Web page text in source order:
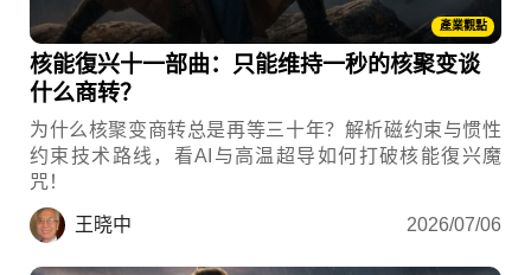
產業觀點
核能復兴十一部曲：只能维持一秒的核聚变谈
什么商转？
为什么核聚变商转总是再等三十年？解析磁约束与惯性
约束技术路线，看AI与高温超导如何打破核能復兴魔
咒！
王晓中 2026/07/06